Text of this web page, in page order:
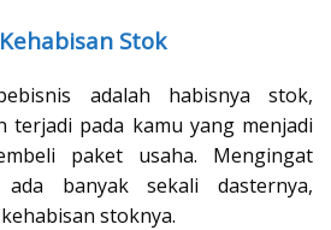
Stok
adalah habisnya stok,
terjadi pada kamu yang menjadi
paket usaha. Mengingat
banyak sekali dasternya,
stoknya.